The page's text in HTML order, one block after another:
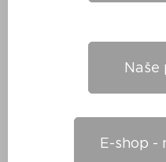
Naše
E-shop -